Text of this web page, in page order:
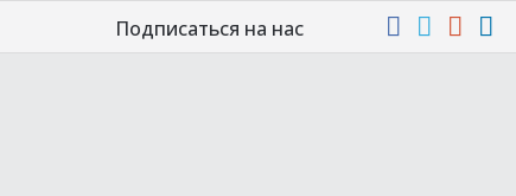
Подписаться на нас